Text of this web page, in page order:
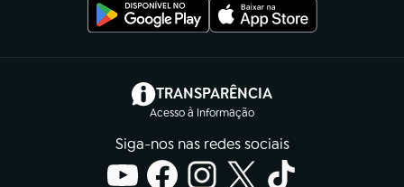
TRANSPARÊNCIA
Acesso à Informação
(abre em nova aba)
Siga-nos nas redes sociais